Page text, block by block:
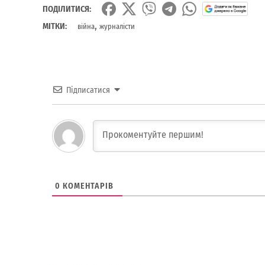
ПОДІЛИТИСЯ:
МІТКИ:
війна, журналісти
Підписатися
0 КОМЕНТАРІВ